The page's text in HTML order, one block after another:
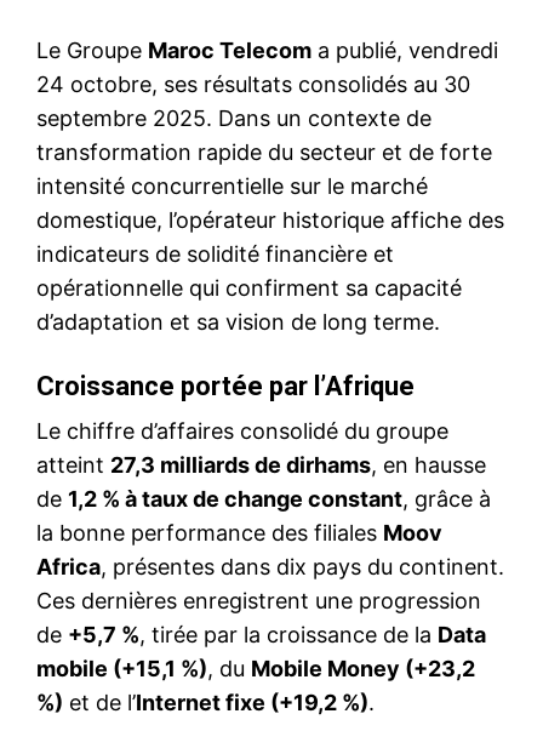
Le Groupe Maroc Telecom a publié, vendredi
24 octobre, ses résultats consolidés au 30
septembre 2025. Dans un contexte de
transformation rapide du secteur et de forte
intensité concurrentielle sur le marché
domestique, l’opérateur historique affiche des
indicateurs de solidité financière et
opérationnelle qui confirment sa capacité
d’adaptation et sa vision de long terme.
Croissance portée par l’Afrique
Le chiffre d’affaires consolidé du groupe
atteint 27,3 milliards de dirhams, en hausse
de 1,2 % à taux de change constant, grâce à
la bonne performance des filiales Moov
Africa, présentes dans dix pays du continent.
Ces dernières enregistrent une progression
de +5,7 %, tirée par la croissance de la Data
mobile (+15,1 %), du Mobile Money (+23,2
%) et de l’Internet fixe (+19,2 %).